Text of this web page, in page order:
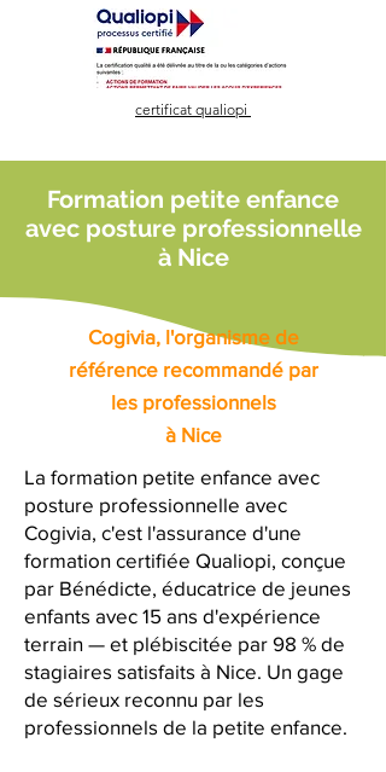
certificat qualiopi
Formation petite enfance
avec posture professionnelle
à Nice
Cogivia, l'organisme de
référence recommandé par
les professionnels
à Nice
La formation petite enfance avec
posture professionnelle avec
Cogivia, c'est l'assurance d'une
formation certifiée Qualiopi, conçue
par Bénédicte, éducatrice de jeunes
enfants avec 15 ans d'expérience
terrain — et plébiscitée par 98 % de
stagiaires satisfaits à Nice. Un gage
de sérieux reconnu par les
professionnels de la petite enfance.